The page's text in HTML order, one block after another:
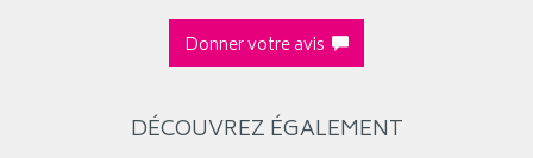
Donner votre avis
DÉCOUVREZ ÉGALEMENT